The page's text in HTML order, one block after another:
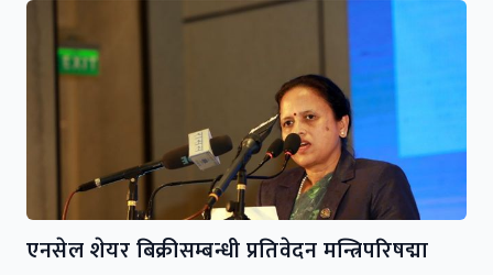
एनसेल शेयर बिक्रीसम्बन्धी प्रतिवेदन मन्त्रिपरिषद्मा